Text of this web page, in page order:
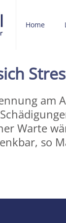
Home
am
Warte
so